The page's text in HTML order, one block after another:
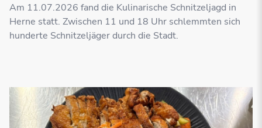
Am 11.07.2026 fand die Kulinarische Schnitzeljagd in
Herne statt. Zwischen 11 und 18 Uhr schlemmten sich
hunderte Schnitzeljäger durch die Stadt.